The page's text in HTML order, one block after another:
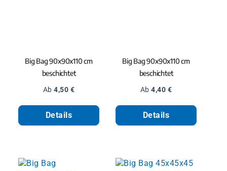
Big Bag 90x90x110 cm
beschichtet
Regulärer Preis:
Ab4,50 €
Details
Big Bag 90x90x110 cm
beschichtet
Regulärer Preis:
Ab4,40 €
Details